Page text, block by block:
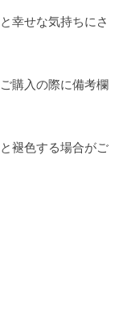
幸せな気持ちにさ
購入の際に備考欄
褪色する場合がご